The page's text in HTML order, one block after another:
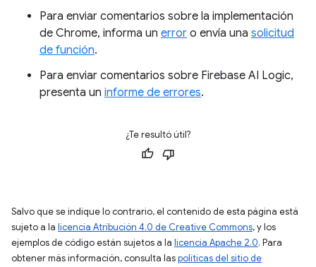
Para enviar comentarios sobre la implementación
de Chrome, informa un error o envía una solicitud
de función.
Para enviar comentarios sobre Firebase AI Logic,
presenta un informe de errores.
¿Te resultó útil?
Salvo que se indique lo contrario, el contenido de esta página está
sujeto a la licencia Atribución 4.0 de Creative Commons, y los
ejemplos de código están sujetos a la licencia Apache 2.0. Para
obtener más información, consulta laspolíticas del sitio de